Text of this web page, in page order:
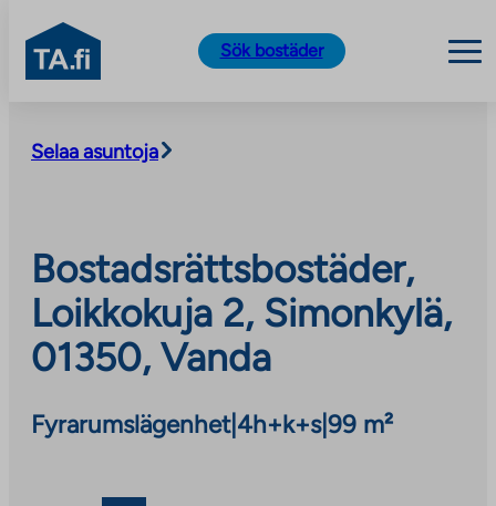
content
TA.fi
Sök bostäder
Selaa asuntoja
Bostadsrättsbostäder,
Loikkokuja 2, Simonkylä,
01350, Vanda
Fyrarumslägenhet| 4h+k+s|99 m²